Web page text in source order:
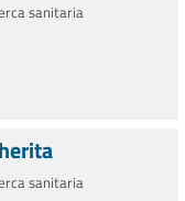
sanitaria
sanitaria